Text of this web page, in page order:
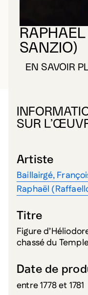
SANZIO)
EN SAVOIR
À
SUR
Artiste
Baillairgé,
Raphaël
Titre
Figure
chassé du
Date de
entre 1778 et 1781